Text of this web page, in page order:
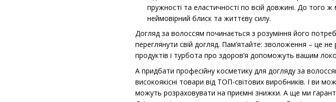
пружності та еластичності по всій довжині. До того
неймовірний блиск та життєву силу.
Догляд за волоссям починається з розуміння його
переглянути свій догляд. Пам’ятайте: зволоження – це
продуктів і турбота про здоров’я допоможуть вашим
А придбати професійну косметику для догляду за
високоякісні товари від ТОП-світових виробників. І ви
можуть розраховувати на приємні знижки. А ще ми